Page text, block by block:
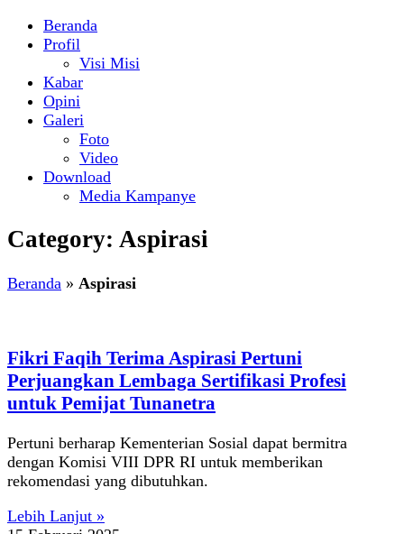
Beranda
Profil
Visi Misi
Kabar
Opini
Galeri
Foto
Video
Download
Media Kampanye
Category: Aspirasi
Beranda » Aspirasi
Fikri Faqih Terima Aspirasi Pertuni
Perjuangkan Lembaga Sertifikasi Profesi
untuk Pemijat Tunanetra
Pertuni berharap Kementerian Sosial dapat bermitra
dengan Komisi VIII DPR RI untuk memberikan
rekomendasi yang dibutuhkan.
Lebih Lanjut »